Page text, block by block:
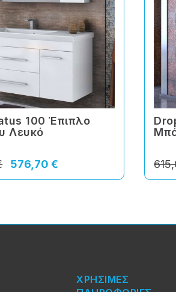
100 Έπιπλο
Λευκό
576,70 €
ΧΡΗΣΙΜΕΣ